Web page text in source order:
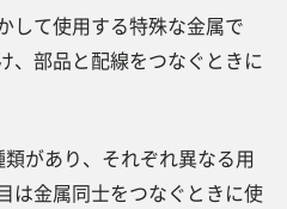
して使用する特殊な金属で
、部品と配線をつなぐときに
があり、それぞれ異なる用
は金属同士をつなぐときに使